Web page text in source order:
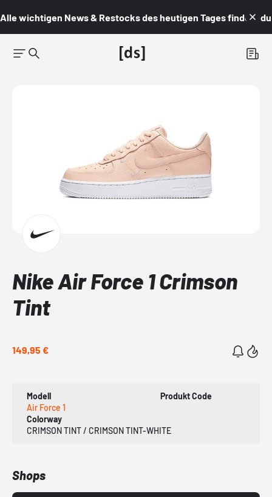
Alle wichtigen News & Restocks des heutigen Tages findest du
Nike Air Force 1 Crimson
Tint
149,95 €
Modell
Air Force 1
Produkt Code
Colorway
CRIMSON TINT / CRIMSON TINT-WHITE
Shops